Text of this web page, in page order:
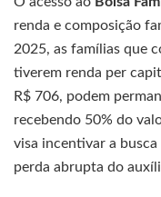
renda e composição
2025, as famílias que
tiverem renda per
R$ 706, podem
recebendo 50% do
visa incentivar a
perda abrupta do